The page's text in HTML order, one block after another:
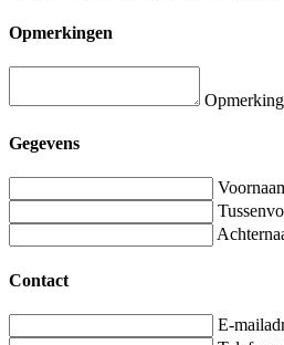
Opmerkingen
Gegevens
Contact
E-